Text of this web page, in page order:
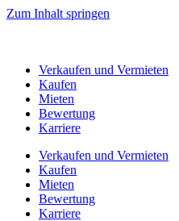
Zum Inhalt springen
Verkaufen und Vermieten
Kaufen
Mieten
Bewertung
Karriere
Verkaufen und Vermieten
Kaufen
Mieten
Bewertung
Karriere